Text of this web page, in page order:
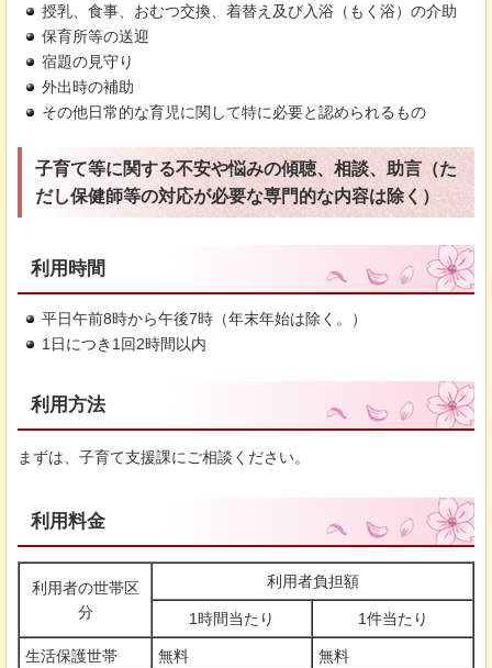
授乳、食事、おむつ交換、着替え及び入浴（もく浴）の介助
保育所等の送迎
宿題の見守り
外出時の補助
その他日常的な育児に関して特に必要と認められるもの
子育て等に関する不安や悩みの傾聴、相談、助言（た
だし保健師等の対応が必要な専門的な内容は除く）
利用時間
平日午前8時から午後7時（年末年始は除く。）
1日につき1回2時間以内
利用方法
まずは、子育て支援課にご相談ください。
利用料金
利用者の世帯区
分
利用者負担額
1時間当たり 1件当たり
生活保護世帯 無料 無料